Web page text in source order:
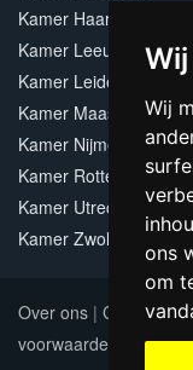
Wij
ons
om
Kamer Haarlem
Kamer Leeuwarden
Kamer Leiden
Kamer Maastricht
Kamer Nijmegen
Kamer Rotterdam
Kamer Utrecht
Kamer Zwolle
Over ons | Contact|
voorwaarden
Update